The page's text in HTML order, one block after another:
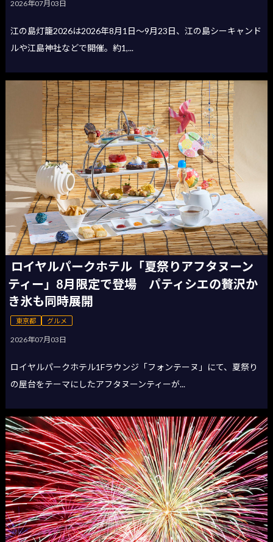
2026年07月03日
江の島灯籠2026は2026年8月1日〜9月23日、江の島シーキャンド
ルや江島神社などで開催。約1,...
ロイヤルパークホテル「夏祭りアフタヌーン
ティー」8月限定で登場 パティシエの贅沢か
き氷も同時展開
東京都 グルメ
2026年07月03日
ロイヤルパークホテル1Fラウンジ「フォンテーヌ」にて、夏祭り
の屋台をテーマにしたアフタヌーンティーが...